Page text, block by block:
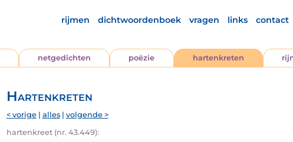
rijmen dichtwoordenboek vragen links contact
netgedichten poëzie hartenkreten
Hartenkreten
< vorige| alles| volgende >
hartenkreet (nr. 43.449):